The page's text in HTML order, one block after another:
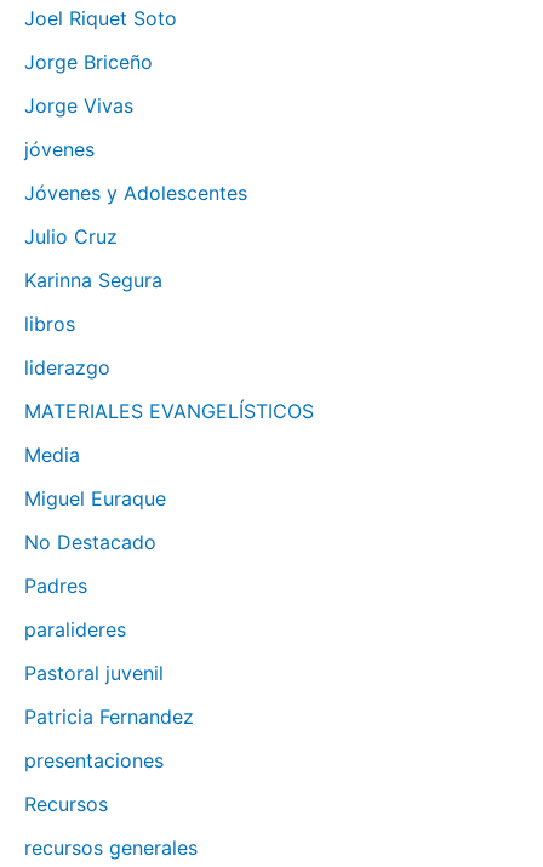
Joel Riquet Soto
Jorge Briceño
Jorge Vivas
jóvenes
Jóvenes y Adolescentes
Julio Cruz
Karinna Segura
libros
liderazgo
MATERIALES EVANGELÍSTICOS
Media
Miguel Euraque
No Destacado
Padres
paralideres
Pastoral juvenil
Patricia Fernandez
presentaciones
Recursos
recursos generales